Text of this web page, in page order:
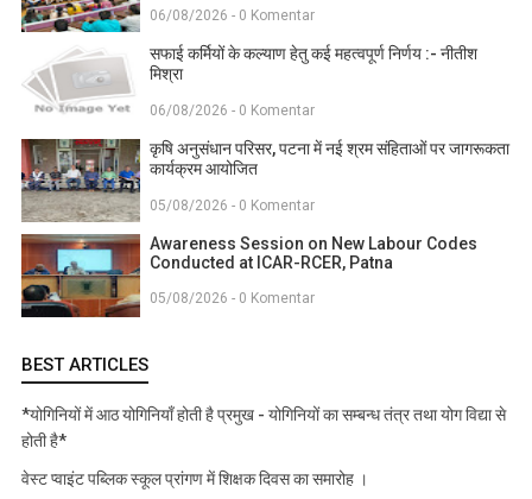
06/08/2026 - 0 Komentar
सफाई कर्मियों के कल्याण हेतु कई महत्वपूर्ण निर्णय :- नीतीश
मिश्रा
06/08/2026 - 0 Komentar
कृषि अनुसंधान परिसर, पटना में नई श्रम संहिताओं पर जागरूकता
कार्यक्रम आयोजित
05/08/2026 - 0 Komentar
Awareness Session on New Labour Codes
Conducted at ICAR-RCER, Patna
05/08/2026 - 0 Komentar
BEST ARTICLES
*योगिनियों में आठ योगिनियाँ होती है प्रमुख - योगिनियों का सम्बन्ध तंत्र तथा योग विद्या से
होती है*
वेस्ट प्वाइंट पब्लिक स्कूल प्रांगण में शिक्षक दिवस का समारोह ।